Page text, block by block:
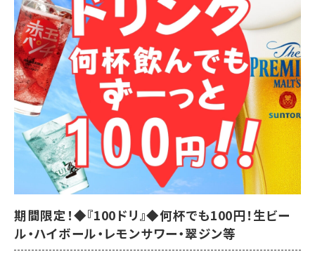
期間限定！◆『100ドリ』◆何杯でも100円！生ビー
ル・ハイボール・レモンサワー・翠ジン等